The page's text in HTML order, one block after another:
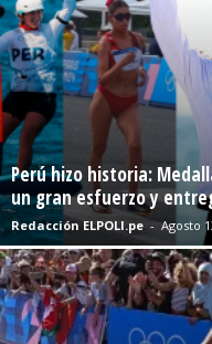
Perú hizo historia:
un gran esfuerzo y
Redacción ELPOLI.pe - Agosto